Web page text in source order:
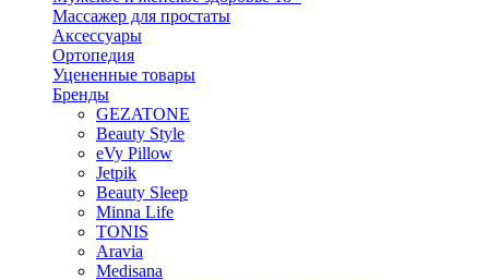
Массажер для простаты
Аксессуары
Ортопедия
Уцененные товары
Бренды
GEZATONE
Beauty Style
eVy Pillow
Jetpik
Beauty Sleep
Minna Life
TONIS
Aravia
Medisana